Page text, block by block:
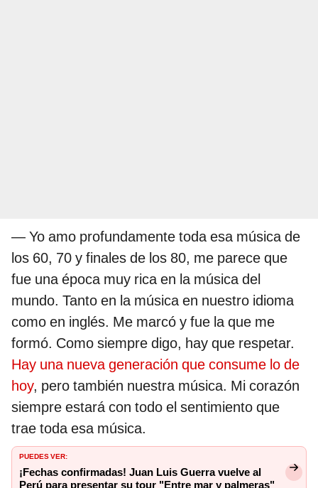
— Yo amo profundamente toda esa música de
los 60, 70 y finales de los 80, me parece que
fue una época muy rica en la música del
mundo. Tanto en la música en nuestro idioma
como en inglés. Me marcó y fue la que me
formó. Como siempre digo, hay que respetar.
Hay una nueva generación que consume lo de
hoy, pero también nuestra música. Mi corazón
siempre estará con todo el sentimiento que
trae toda esa música.
PUEDES VER:
¡Fechas confirmadas! Juan Luis Guerra vuelve al
Perú para presentar su tour "Entre mar y palmeras"